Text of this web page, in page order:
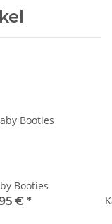
Booties
€ *